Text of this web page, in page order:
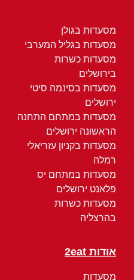
מסעדות בגולן
מסעדות בגליל המערבי
מסעדות כשרות
בירושלים
מסעדות בסינמה סיטי
ירושלים
מסעדות במתחם התחנה
הראשונה ירושלים
מסעדות בקניון עזריאלי
רמלה
מסעדות במתחם יס
פלאנט ירושלים
מסעדות כשרות
בהרצליה
אודות 2eat
מסעדות